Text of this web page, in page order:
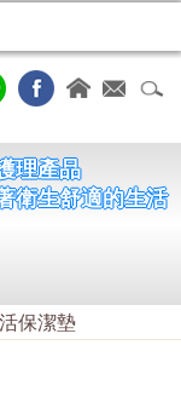
理產品
衛生舒適的生活
保潔墊